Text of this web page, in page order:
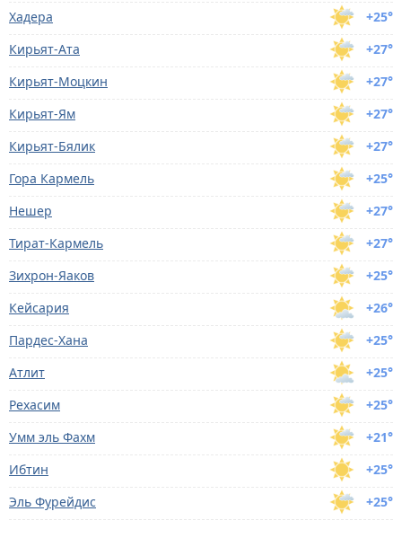
+25°
Хадера
+27°
Кирьят-Ата
+27°
Кирьят-Моцкин
+27°
Кирьят-Ям
+27°
Кирьят-Бялик
+25°
Гора Кармель
+27°
Нешер
+27°
Тират-Кармель
+25°
Зихрон-Яаков
+26°
Кейсария
+25°
Пардес-Хана
+25°
Атлит
+25°
Рехасим
+21°
Умм эль Фахм
+25°
Ибтин
+25°
Эль Фурейдис